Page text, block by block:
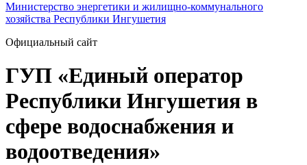
Министерство энергетики и жилищно-коммунального
хозяйства Республики Ингушетия
Официальный сайт
ГУП «Единый оператор
Республики Ингушетия в
сфере водоснабжения и
водоотведения»